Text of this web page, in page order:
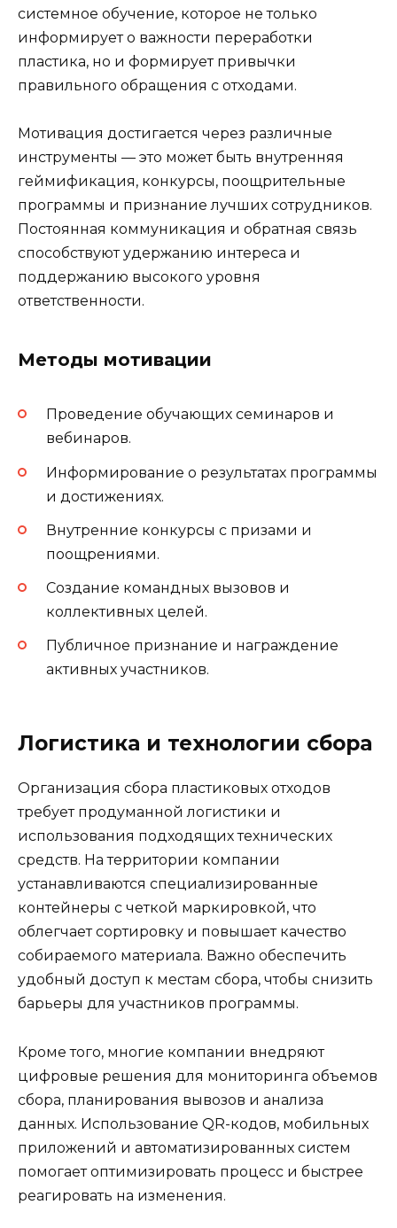
системное обучение, которое не только
информирует о важности переработки
пластика, но и формирует привычки
правильного обращения с отходами.
Мотивация достигается через различные
инструменты — это может быть внутренняя
геймификация, конкурсы, поощрительные
программы и признание лучших сотрудников.
Постоянная коммуникация и обратная связь
способствуют удержанию интереса и
поддержанию высокого уровня
ответственности.
Методы мотивации
Проведение обучающих семинаров и
вебинаров.
Информирование о результатах программы
и достижениях.
Внутренние конкурсы с призами и
поощрениями.
Создание командных вызовов и
коллективных целей.
Публичное признание и награждение
активных участников.
Логистика и технологии сбора
Организация сбора пластиковых отходов
требует продуманной логистики и
использования подходящих технических
средств. На территории компании
устанавливаются специализированные
контейнеры с четкой маркировкой, что
облегчает сортировку и повышает качество
собираемого материала. Важно обеспечить
удобный доступ к местам сбора, чтобы снизить
барьеры для участников программы.
Кроме того, многие компании внедряют
цифровые решения для мониторинга объемов
сбора, планирования вывозов и анализа
данных. Использование QR-кодов, мобильных
приложений и автоматизированных систем
помогает оптимизировать процесс и быстрее
реагировать на изменения.